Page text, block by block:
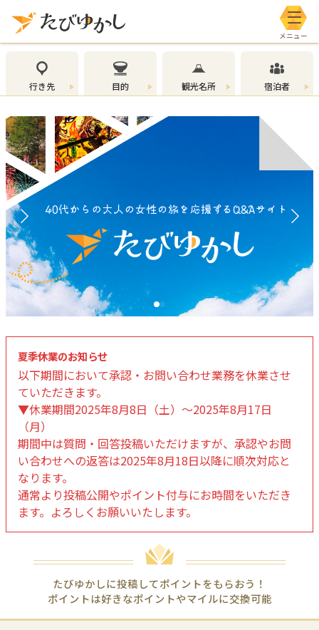
メニ
行き先 目的 観光名所 宿泊者
夏季休業のお知らせ
以下期間において承認・お問い合わせ業務を休業させ
ていただきます。
▼休業期間2025年8月8日（土）～2025年8月17日
（月）
期間中は質問・回答投稿いただけますが、承認やお問
い合わせへの返答は2025年8月18日以降に順次対応と
なります。
通常より投稿公開やポイント付与にお時間をいただき
ます。よろしくお願いいたします。
たびゆかしに投稿してポイントをもらおう！
ポイントは好きなポイントやマイルに交換可能